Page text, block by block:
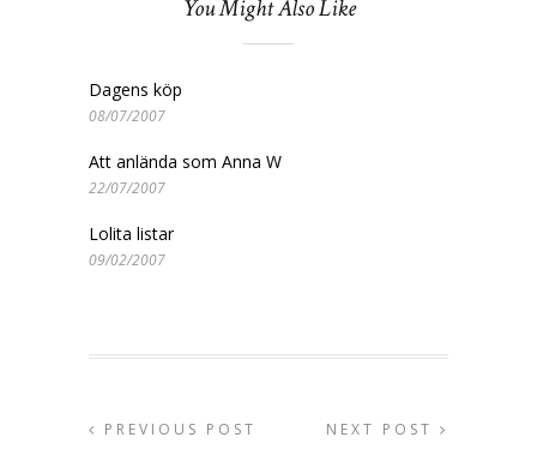
You Might Also Like
Dagens köp
08/07/2007
Att anlända som Anna W
22/07/2007
Lolita listar
09/02/2007
PREVIOUS POST NEXT POST